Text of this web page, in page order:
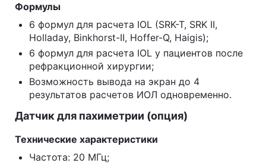
Формулы
6 формул для расчета IOL (SRK-T, SRK II,
Holladay, Binkhorst-II, Hoffer-Q, Haigis);
6 формул для расчета IOL у пациентов после
рефракционной хирургии;
Возможность вывода на экран до 4
результатов расчетов ИОЛ одновременно.
Датчик для пахиметрии (опция)
Технические характеристики
Частота: 20 МГц;